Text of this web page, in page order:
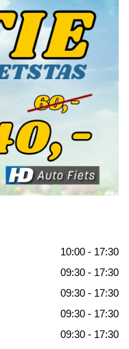
10:00 - 17:30
09:30 - 17:30
09:30 - 17:30
09:30 - 17:30
09:30 - 17:30